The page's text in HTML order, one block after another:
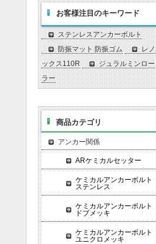
お客様注目のキーワード
ステンレスアンカーボルト
防振マット 防振ゴム
レノ
ックス110R
ジュラルミンロー
ラー
商品カテゴリ
アンカー関係
ARケミカルセッター
ケミカルアンカーボルト
ステンレス
ケミカルアンカーボルト
ドブメッキ
ケミカルアンカーボルト
ユニクロメッキ